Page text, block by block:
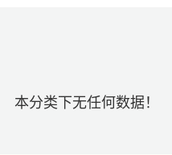
本分类下无任何数据！